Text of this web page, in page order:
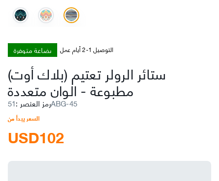
بضاعة متوفرة التوصيل 1-2 أيام عمل
ستائر الرولر تعتيم (بلاك أوت)
مطبوعة-الوان متعددة
رمز العنصر : 51ABG-45
السعر يبدأ من
USD102